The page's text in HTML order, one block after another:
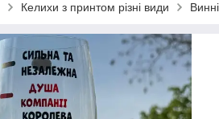
Келихи з принтом різні види